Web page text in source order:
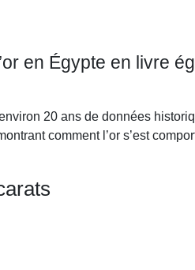
en Égypte en livre
20 ans de données
comment l’or s’est